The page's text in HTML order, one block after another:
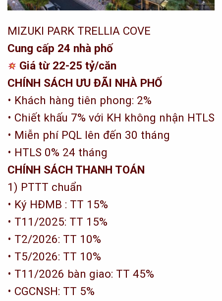
MIZUKI PARK TRELLIA COVE
Cung cấp 24 nhà phố
Giá từ 22-25 tỷ/căn
CHÍNH SÁCH ƯU ĐÃI NHÀ PHỐ
• Khách hàng tiên phong: 2%
• Chiết khấu 7% với KH không nhận HTLS
• Miễn phí PQL lên đến 30 tháng
• HTLS 0% 24 tháng
CHÍNH SÁCH THANH TOÁN
1) PTTT chuẩn
• Ký HĐMB : TT 15%
• T11/2025: TT 15%
• T2/2026: TT 10%
• T5/2026: TT 10%
• T11/2026 bàn giao: TT 45%
• CGCNSH: TT 5%